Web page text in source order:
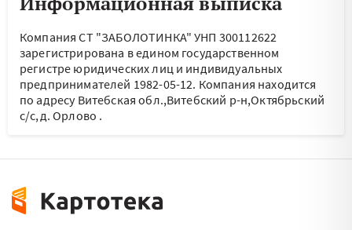
Компания СТ "ЗАБОЛОТИНКА" УНП 300112622
зарегистрирована в едином государственном
регистре юридических лиц и индивидуальных
предпринимателей 1982-05-12. Компания находится
по адресу Витебская обл.,Витебский р-н,Октябрьский
с/с,д. Орлово .